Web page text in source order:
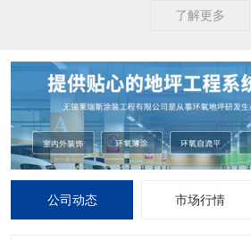
了解更多
公司动态 市场行情